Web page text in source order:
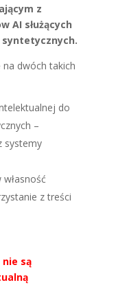
z
AI służących
dwóch takich
do
–
systemy
z treści
są